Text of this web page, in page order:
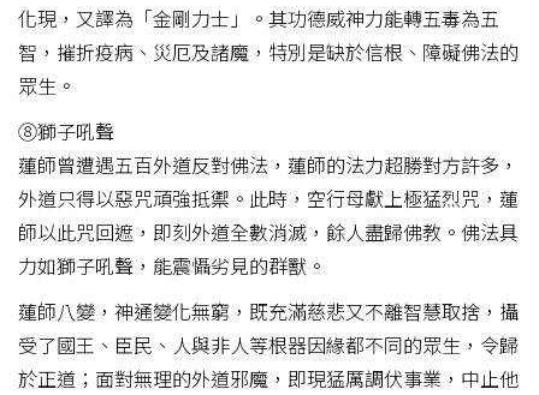
化現，又譯為「金剛力士」。其功德威神力能轉五毒為五
智，摧折疫病、災厄及諸魔，特別是缺於信根、障礙佛法的
眾生。
⑧獅子吼聲
蓮師曾遭遇五百外道反對佛法，蓮師的法力超勝對方許多，
外道只得以惡咒頑強抵禦。此時，空行母獻上極猛烈咒，蓮
師以此咒回遮，即刻外道全數消滅，餘人盡歸佛教。佛法具
力如獅子吼聲，能震懾劣見的群獸。
蓮師八變，神通變化無窮，既充滿慈悲又不離智慧取捨，攝
受了國王、臣民、人與非人等根器因緣都不同的眾生，令歸
於正道；面對無理的外道邪魔，即現猛厲調伏事業，中止他